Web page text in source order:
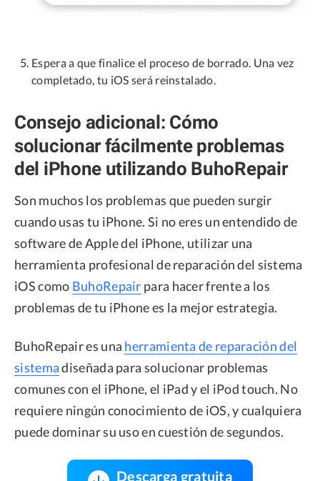
Espera a que finalice el proceso de borrado. Una vez
completado, tu iOS será reinstalado.
Consejo adicional: Cómo
solucionar fácilmente problemas
del iPhone utilizando BuhoRepair
Son muchos los problemas que pueden surgir
cuando usas tu iPhone. Si no eres un entendido de
software de Apple del iPhone, utilizar una
herramienta profesional de reparación del sistema
iOS como BuhoRepair para hacer frente a los
problemas de tu iPhone es la mejor estrategia.
BuhoRepair es una herramienta de reparación del
sistemadiseñada para solucionar problemas
comunes con el iPhone, el iPad y el iPod touch. No
requiere ningún conocimiento de iOS, y cualquiera
puede dominar su uso en cuestión de segundos.
Descarga gratuita